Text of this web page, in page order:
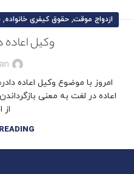
ازدواج موقت, حقوق کیفری خانواده,
وکیل اعاده
امروز با موضوع وکیل اعاده
اعاده در لغت به معنی
از